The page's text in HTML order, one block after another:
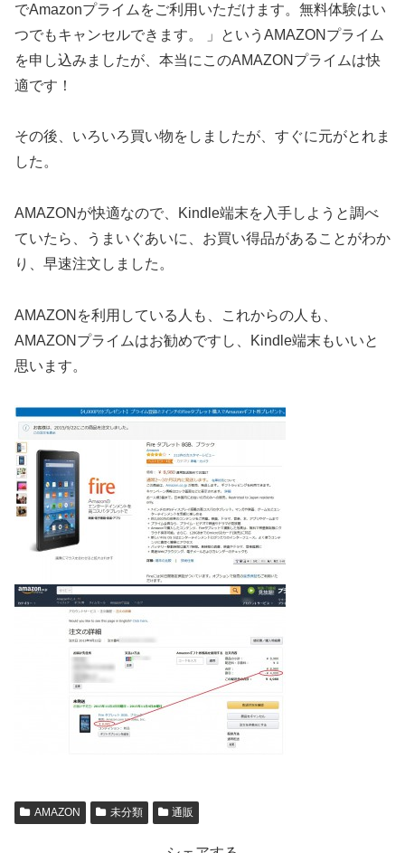
でAmazonプライムをご利用いただけます。無料体験はい
つでもキャンセルできます。 」というAMAZONプライム
を申し込みましたが、本当にこのAMAZONプライムは快
適です！
その後、いろいろ買い物をしましたが、すぐに元がとれま
した。
AMAZONが快適なので、Kindle端末を入手しようと調べ
ていたら、うまいぐあいに、お買い得品があることがわか
り、早速注文しました。
AMAZONを利用している人も、これからの人も、
AMAZONプライムはお勧めですし、Kindle端末もいいと
思います。
AMAZON 未分類 通販